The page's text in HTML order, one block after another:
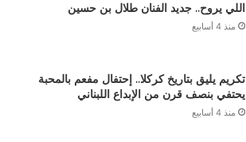
اللي يروح.. جديد الفنان طلال بن حسين
منذ 4 أسابيع
تكريم يليق بتاريخ كركلا.. إحتفال مفعم بالمحبة
يحتفي بنصف قرن من الإبداع اللبناني
منذ 4 أسابيع